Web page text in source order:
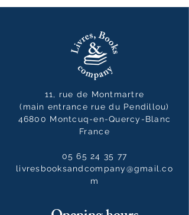
11, rue de Montmartre
(main entrance rue du Pendillou)
46800 Montcuq-en-Quercy-Blanc
France
05 65 24 35 77
livresbooksandcompany@gmail.co
m